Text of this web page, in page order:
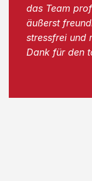
das Team
äußerst
stressfrei und
Dank für den